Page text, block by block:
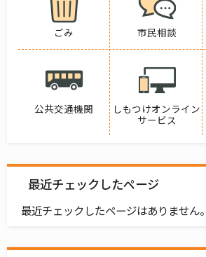
ごみ 市民相談
公共交通機関
しもつけオンライン
サービス
最近チェックしたページ
最近チェックしたページはありません。